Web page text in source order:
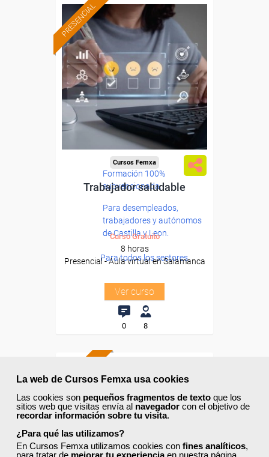
La web de Cursos Femxa usa cookies
Las cookies son pequeños fragmentos de texto que los
sitios web que visitas envía al navegador con el objetivo de
recordar información sobre tu visita.
¿Para qué las utilizamos?
En Cursos Femxa utilizamos cookies con fines analíticos,
para tratar de mejorar tu experiencia en nuestra página
PRESENCIAL
Formación 100%
subvencionada.
Para desempleados,
trabajadores y autónomos
de Castilla y Leon.
Para todos los sectores.
Cursos Femxa
Trabajador saludable
Curso Gratuito
8 horas
Presencial - Aula virtual en Salamanca
Ver curso
0 8
PRESENCIAL